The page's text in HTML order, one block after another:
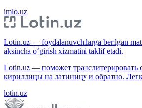
imlo.uz
Lotin.uz — foydalanuvchilarga berilgan
aksincha o‘girish xizmatini taklif etadi.
Lotin.uz — поможет транслитерировать
кириллицы на латиницу и обратно.
lotin.uz